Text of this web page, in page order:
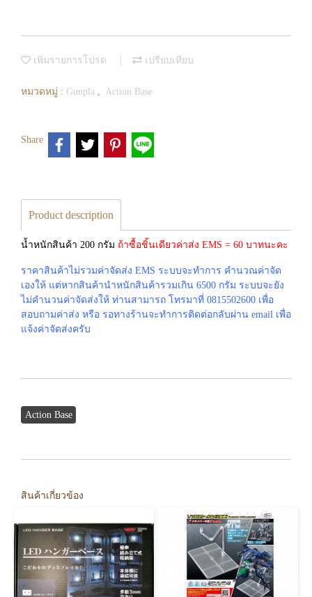
เพิ่มรายการโปรด เปรียบเทียบ
หมวดหมู่ : Gunpla , Action Base
Share
Product description
น้ำหนักสินค้า 200 กรัม ถ้าซื้อชิ้นเดียวค่าส่ง EMS = 60 บาทนะคะ
ราคาสินค้าไม่รวมค่าจัดส่ง EMS ระบบจะทำการ คำนวณค่าจัด
เองให้ แต่หากสินค้านำหนักสินค้ารวมเกิน 6500 กรัม ระบบจะยัง
ไม่คำนวนค่าจัดส่งให้ ท่านสามารถ โทรมาที่ 0815502600 เพื่อ
สอบถามค่าส่ง หรือ รอทางร้านจะทำการติดต่อกลับผ่าน email เพื่อ
แจ้งค่าจัดส่งครับ
Action Base
สินค้าเกี่ยวข้อง